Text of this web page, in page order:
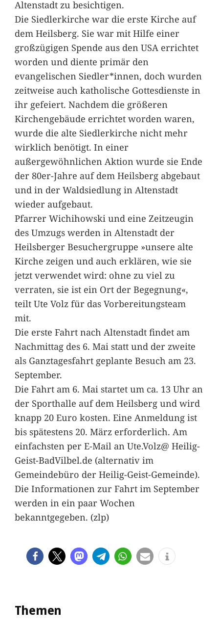
Altenstadt zu besichtigen.
Die Siedlerkirche war die erste Kirche auf
dem Heilsberg. Sie war mit Hilfe einer
großzügigen Spende aus den USA errichtet
worden und diente primär den
evangelischen Siedler*innen, doch wurden
zeitweise auch katholische Gottesdienste in
ihr gefeiert. Nachdem die größeren
Kirchengebäude errichtet worden waren,
wurde die alte Siedlerkirche nicht mehr
wirklich benötigt. In einer
außergewöhnlichen Aktion wurde sie Ende
der 80er-Jahre auf dem Heilsberg abgebaut
und in der Waldsiedlung in Altenstadt
wieder aufgebaut.
Pfarrer Wichihowski und eine Zeitzeugin
des Umzugs werden in Altenstadt der
Heilsberger Besuchergruppe »unsere alte
Kirche zeigen und auch erklären, wie sie
jetzt verwendet wird: ohne zu viel zu
verraten, sie ist ein Ort der Begegnung«,
teilt Ute Volz für das Vorbereitungsteam
mit.
Die erste Fahrt nach Altenstadt findet am
Nachmittag des 6. Mai statt und der zweite
als Ganztagesfahrt geplante Besuch am 23.
September.
Die Fahrt am 6. Mai startet um ca. 13 Uhr an
der Sporthalle auf dem Heilsberg und wird
knapp 20 Euro kosten. Eine Anmeldung ist
bis spätestens 20. März erforderlich. Am
einfachsten per E-Mail an Ute.Volz@ Heilig-
Geist-BadVilbel.de (alternativ im
Gemeindebüro der Heilig-Geist-Gemeinde).
Die Informationen zur Fahrt im September
werden in ein paar Wochen
bekanntgegeben. (zlp)
Themen